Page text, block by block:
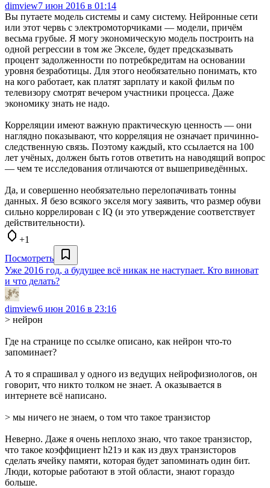
dimview7 июн 2016 в 01:14
Вы путаете модель системы и саму систему. Нейронные сети
или этот червь с электромоторчиками — модели, причём
весьма грубые. Я могу экономическую модель построить на
одной регрессии в том же Экселе, будет предсказывать
процент задолженности по потребкредитам на основании
уровня безработицы. Для этого необязательно понимать, кто
на кого работает, как платят зарплату и какой фильм по
телевизору смотрят вечером участники процесса. Даже
экономику знать не надо.
Корреляции имеют важную практическую ценность — они
наглядно показывают, что корреляция не означает причинно-
следственную связь. Поэтому каждый, кто ссылается на 100
лет учёных, должен быть готов ответить на наводящий вопрос
— чем те исследования отличаются от вышеприведённых.
Да, и совершенно необязательно перелопачивать тонны
данных. Я безо всякого экселя могу заявить, что размер обуви
сильно коррелирован с IQ (и это утверждение соответствует
действительности).
+1
Посмотреть
Уже 2016 год, а будущее всё никак не наступает. Кто виноват
и что делать?
dimview6 июн 2016 в 23:16
> нейрон
Где на странице по ссылке описано, как нейрон что-то
запоминает?
А то я спрашивал у одного из ведущих нейрофизиологов, он
говорит, что никто толком не знает. А оказывается в
интернете всё написано.
> мы ничего не знаем, о том что такое транзистор
Неверно. Даже я очень неплохо знаю, что такое транзистор,
что такое коэффициент h21э и как из двух транзисторов
сделать ячейку памяти, которая будет запоминать один бит.
Люди, которые работают в этой области, знают гораздо
больше.